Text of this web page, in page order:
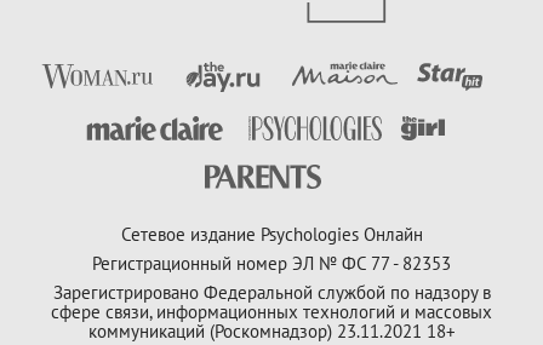
Сетевое издание Psychologies Онлайн
Регистрационный номер ЭЛ № ФС 77 - 82353
Зарегистрировано Федеральной службой по надзору в
сфере связи, информационных технологий и массовых
коммуникаций (Роскомнадзор) 23.11.2021 18+